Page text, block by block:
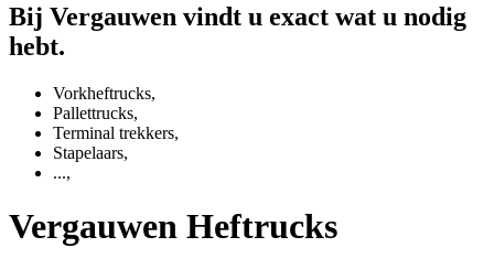
Bij Vergauwen vindt u exact wat u nodig
hebt.
Vorkheftrucks,
Pallettrucks,
Terminal trekkers,
Stapelaars,
...,
Vergauwen Heftrucks